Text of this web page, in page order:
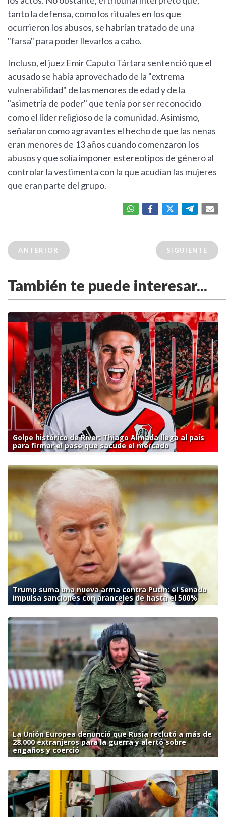
tanto la defensa, como los rituales en los que
ocurrieron los abusos, se habrían tratado de una
"farsa" para poder llevarlos a cabo.
Incluso, el juez Emir Caputo Tártara sentenció que el
acusado se había aprovechado de la "extrema
vulnerabilidad" de las menores de edad y de la
"asimetría de poder" que tenía por ser reconocido
como el líder religioso de la comunidad. Asimismo,
señalaron como agravantes el hecho de que las nenas
eran menores de 13 años cuando comenzaron los
abusos y que solía imponer estereotipos de género al
controlar la vestimenta con la que acudían las mujeres
que eran parte del grupo.
ANTERIOR SIGUIENTE
También te puede interesar...
Golpe histórico de River: Thiago Almada llega al país
para firmar el pase que sacude el mercado
Trump suma una nueva arma contra Putin: el Senado
impulsa sanciones con aranceles de hasta el 500%
La Unión Europea denunció que Rusia reclutó a más de
28.000 extranjeros para la guerra y alertó sobre
engaños y coerció